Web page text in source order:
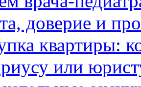
доверие и
квартиры:
или